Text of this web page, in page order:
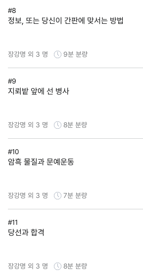
#8
정보, 또는 당신이 간판에 맞서는 방법
장강명 외 3 명 9분 분량
#9
지뢰밭 앞에 선 병사
장강명 외 3 명 8분 분량
#10
암흑 물질과 문예운동
장강명 외 3 명 7분 분량
#11
당선과 합격
장강명 외 3 명 8분 분량